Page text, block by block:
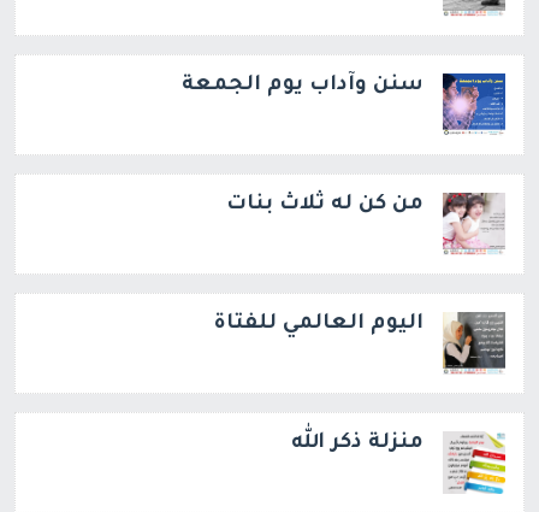
سنن وآداب يوم الجمعة
من كن له ثلاث بنات
اليوم العالمي للفتاة
منزلة ذكر الله